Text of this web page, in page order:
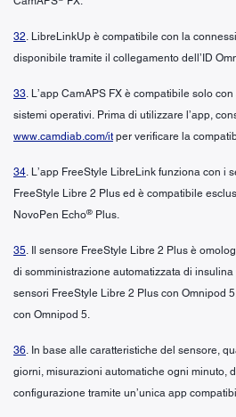
32. LibreLinkUp è compatibile con la
disponibile tramite il collegamento dell’ID
33. L’app CamAPS FX è compatibile solo
sistemi operativi. Prima di utilizzare l’app,
www.camdiab.com/it per verificare la
34. L’app FreeStyle LibreLink funziona con i
FreeStyle Libre 2 Plus ed è compatibile
NovoPen Echo® Plus.
35. Il sensore FreeStyle Libre 2 Plus è
di somministrazione automatizzata di insulina
sensori FreeStyle Libre 2 Plus con Omnipod
con Omnipod 5.
36. In base alle caratteristiche del sensore,
giorni, misurazioni automatiche ogni minuto,
configurazione tramite un’unica app